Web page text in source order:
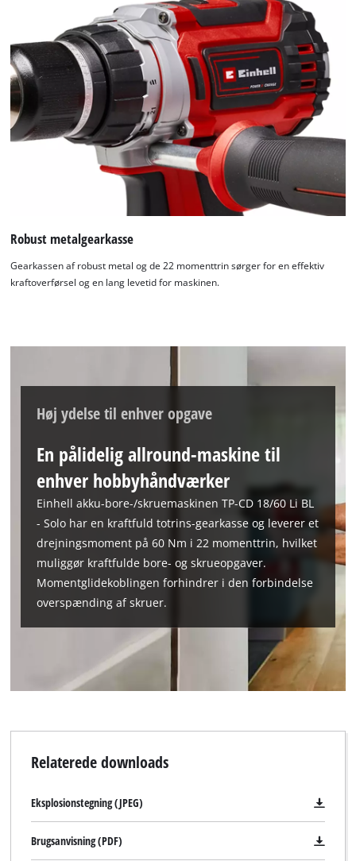
We need your consent to load the
Google Maps service!
This content is not permitted to load due
to trackers that are not disclosed to the
visitor. The website owner needs to setup
the site with their CMP to add this content
to the list of technologies used.
Powered byUsercentrics Consent
Management Platform
Robust metalgearkasse
Gearkassen af robust metal og de 22 momenttrin sørger for en effektiv
kraftoverførsel og en lang levetid for maskinen.
Høj ydelse til enhver opgave
En pålidelig allround-maskine til
enhver hobbyhåndværker
Einhell akku-bore-/skruemaskinen TP-CD 18/60 Li BL
- Solo har en kraftfuld totrins-gearkasse og leverer et
drejningsmoment på 60 Nm i 22 momenttrin, hvilket
muliggør kraftfulde bore- og skrueopgaver.
Momentglidekoblingen forhindrer i den forbindelse
overspænding af skruer.
Relaterede downloads
Eksplosionstegning (JPEG)
Brugsanvisning (PDF)